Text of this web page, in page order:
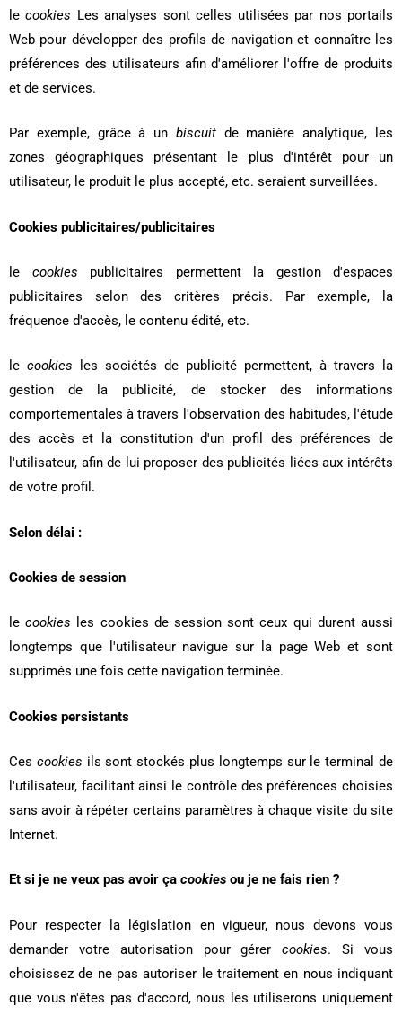
lecookies Les analyses sont celles utilisées par nos portails
Web pour développer des profils de navigation et connaître les
préférences des utilisateurs afin d'améliorer l'offre de produits
et de services.
Par exemple, grâce à un biscuitde manière analytique, les
zones géographiques présentant le plus d'intérêt pour un
utilisateur, le produit le plus accepté, etc. seraient surveillées.
Cookies publicitaires/publicitaires
le cookies publicitaires permettent la gestion d'espaces
publicitaires selon des critères précis. Par exemple, la
fréquence d'accès, le contenu édité, etc.
le cookies les sociétés de publicité permettent, à travers la
gestion de la publicité, de stocker des informations
comportementales à travers l'observation des habitudes, l'étude
des accès et la constitution d'un profil des préférences de
l'utilisateur, afin de lui proposer des publicités liées aux intérêts
de votre profil.
Selon délai :
Cookies de session
lecookies les cookies de session sont ceux qui durent aussi
longtemps que l'utilisateur navigue sur la page Web et sont
supprimés une fois cette navigation terminée.
Cookies persistants
Ces cookies ils sont stockés plus longtemps sur le terminal de
l'utilisateur, facilitant ainsi le contrôle des préférences choisies
sans avoir à répéter certains paramètres à chaque visite du site
Internet.
Et si je ne veux pas avoir ça cookies ou je ne fais rien ?
Pour respecter la législation en vigueur, nous devons vous
demander votre autorisation pour gérercookies. Si vous
choisissez de ne pas autoriser le traitement en nous indiquant
que vous n'êtes pas d'accord, nous les utiliserons uniquement